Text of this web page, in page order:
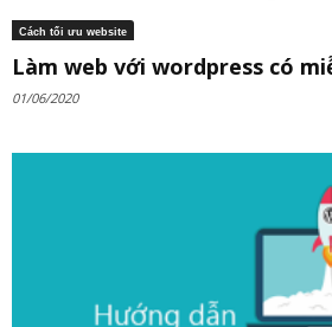
Cách tối ưu website
Làm web với wordpress có
01/06/2020